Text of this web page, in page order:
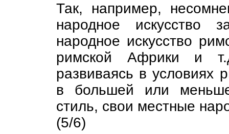
Так, например,
народное искусство
народное искусство
римской Африки и
развиваясь в условиях
в большей или
стиль, свои местные
(5/6)